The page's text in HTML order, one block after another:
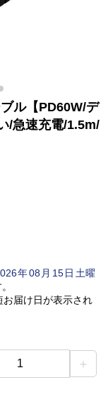
ル【PD60W/デ
/急速充電/1.5m/
年08 月 15日土曜
届け日が表示され
1 ＋